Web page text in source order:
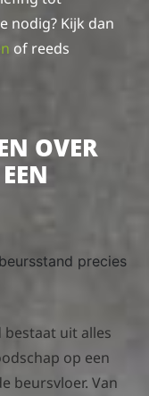
nodig? Kijk dan
of reeds
OVER
precies
uit alles
op een
beursvloer. Van